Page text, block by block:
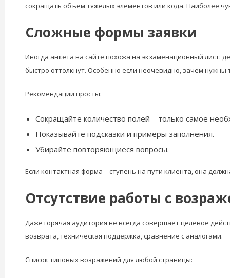
сокращать объём тяжелых элементов или кода. Наиболее
Сложные формы заявки
Иногда анкета на сайте похожа на экзаменационный лист:
быстро оттолкнут. Особенно если неочевидно, зачем
Рекомендации просты:
Сокращайте количество полей – только самое
Показывайте подсказки и примеры заполнения.
Убирайте повторяющиеся вопросы.
Если контактная форма – ступень на пути клиента, она
Отсутствие работы с
Даже горячая аудитория не всегда совершает целевое
возврата, техническая поддержка, сравнение с аналогами.
Список типовых возражений для любой страницы: